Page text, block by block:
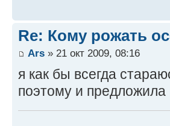
Re: Кому рожать
Ars » 21 окт 2009, 08:16
я как бы всегда
поэтому и